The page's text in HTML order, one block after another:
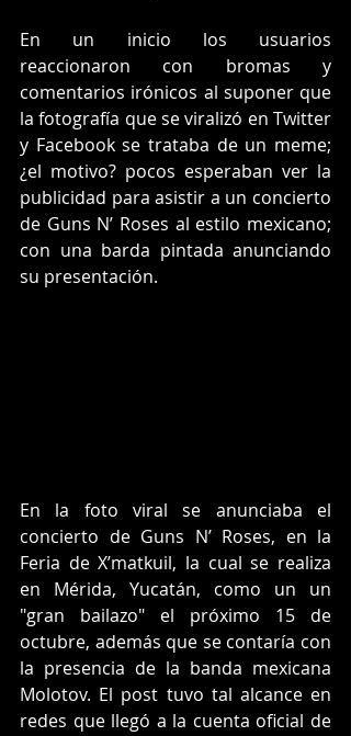
En un inicio los usuarios
reaccionaron con bromas y
comentarios irónicos al suponer que
la fotografía que se viralizó en Twitter
y Facebook se trataba de un meme;
¿el motivo? pocos esperaban ver la
publicidad para asistir a un concierto
de Guns N’ Roses al estilo mexicano;
con una barda pintada anunciando
su presentación.
En la foto viral se anunciaba el
concierto de Guns N’ Roses, en la
Feria de X’matkuil, la cual se realiza
en Mérida, Yucatán, como un un
"gran bailazo" el próximo 15 de
octubre, además que se contaría con
la presencia de la banda mexicana
Molotov. El post tuvo tal alcance en
redes que llegó a la cuenta oficial de